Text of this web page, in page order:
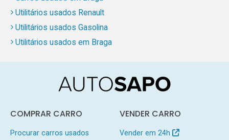
Utilitários usados Renault
Utilitários usados Gasolina
Utilitários usados em Braga
COMPRAR CARRO
Procurar carros usados
VENDER CARRO
Vender em 24h